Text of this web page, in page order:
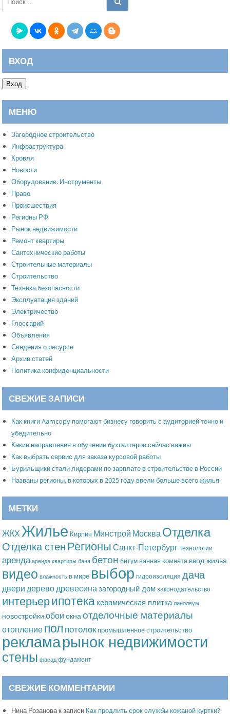
ВХОД
Вход
МЕНЮ
Загородное строительство
Инфраструктура
Кровля
Новости
Оборудование. Инструменты
Право
Происшествия
Регионы РФ
Рынок недвижимости
Ремонт квартиры
Сантехнические работы
Строительные материалы
Строительство
Техника безопасности
Эксплуатация зданий
Электричество
Глоссарий
Объявления
Сведения о ресурсе
Архив статей
Политика конфиденциальности
СВЕЖИЕ ЗАПИСИ
Как книги Aamcopy помогают бизнесу говорить с аудиторией точно и
убедительно
Какие направления в обучении бухгалтеров сейчас важны
Как выбрать сервис для заказа курсовой работы
Бурильщики стали лидерами по зарплате в строительстве в России
Названы регионы, в которых в 2025 году ввели больше всего жилья
МЕТКИ
ЖКХ Жилье Кирпич Минстрой МоскваОтделка
Отделка стенРегионы Санкт-Петербург Технологии
аренда аренда квартиры баня бетон битум ванная комната ввод жилья
видео влажность в мире выбор гидроизоляция дача
двери дереводревесиназагородный дом законодательство
интерьерипотека керамическая плитка линолеум
новостройки обои окна отделочные материалы
отоплениепол потолок промышленное строительство
рекламарынок недвижимости
стены фасад фундамент
СВЕЖИЕ КОММЕНТАРИИ
Нина Розанова к записи Как продлить срок службы кожаной куртки?